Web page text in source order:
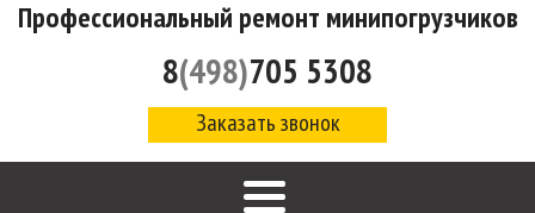
Профессиональный ремонт минипогрузчиков
8(498)705 5308
Заказать звонок